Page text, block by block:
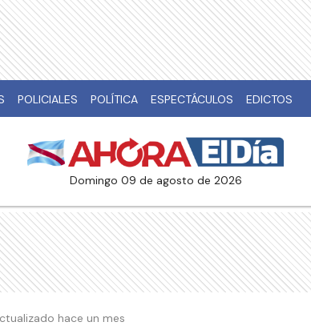
POLICIALES POLÍTICA ESPECTÁCULOS EDICTOS
domingo 09 de agosto de 2026
hace un mes